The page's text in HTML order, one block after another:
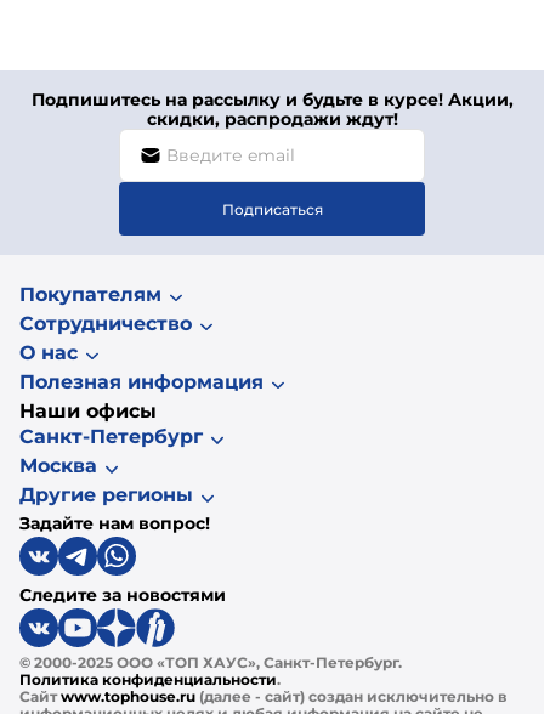
Подпишитесь на рассылку и будьте в курсе! Акции,
скидки, распродажи ждут!
Подписаться
Покупателям
Сотрудничество
О нас
Полезная информация
Наши офисы
Санкт-Петербург
Москва
Другие регионы
Задайте нам вопрос!
Следите за новостями
© 2000-2025 ООО «ТОП ХАУС», Санкт-Петербург.
Политика конфиденциальности.
Сайтwww.tophouse.ru (далее - сайт) создан исключительно в